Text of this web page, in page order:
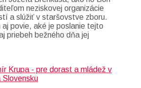
neziskovej organizácie
a slúžiť v staršovstve zboru.
aj povie, aké je poslanie tejto
priebeh bežného dňa jej